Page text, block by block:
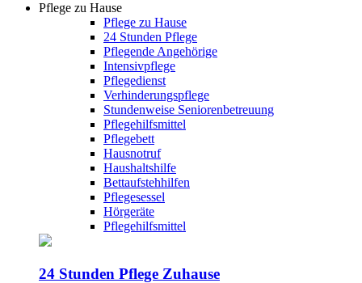
Pflege zu Hause
Pflege zu Hause
24 Stunden Pflege
Pflegende Angehörige
Intensivpflege
Pflegedienst
Verhinderungspflege
Stundenweise Seniorenbetreuung
Pflegehilfsmittel
Pflegebett
Hausnotruf
Haushaltshilfe
Bettaufstehhilfen
Pflegesessel
Hörgeräte
Pflegehilfsmittel
24 Stunden Pflege Zuhause